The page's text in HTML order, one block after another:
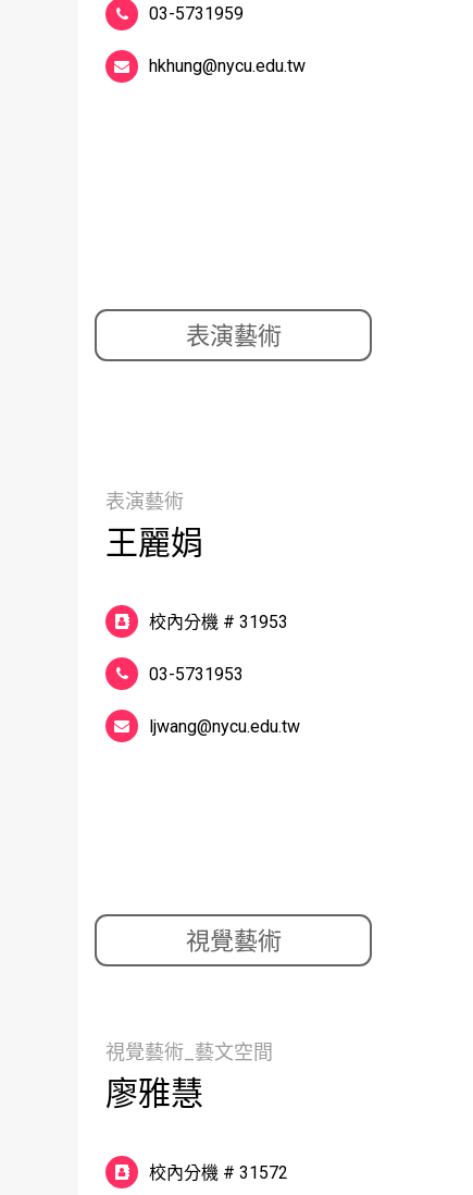
03-5731959
hkhung@nycu.edu.tw
表演藝術
表演藝術
王麗娟
校內分機 # 31953
03-5731953
ljwang@nycu.edu.tw
視覺藝術
視覺藝術_藝文空間
廖雅慧
校內分機 # 31572